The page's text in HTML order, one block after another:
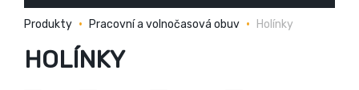
Produkty Pracovní a volnočasová obuv Holínky
HOLÍNKY